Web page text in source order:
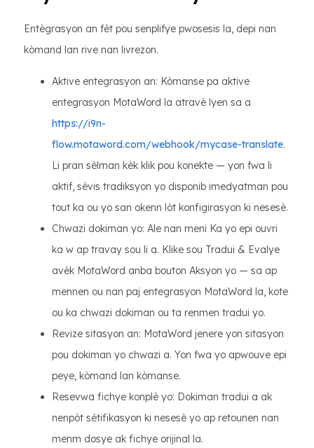
Entègrasyon an fèt pou senplifye pwosesis la, depi nan
kòmand lan rive nan livrezon.
Aktive entegrasyon an: Kòmanse pa aktive
entegrasyon MotaWord la atravè lyen sa a
https://i9n-
flow.motaword.com/webhook/mycase-translate.
Li pran sèlman kèk klik pou konekte — yon fwa li
aktif, sèvis tradiksyon yo disponib imedyatman pou
tout ka ou yo san okenn lòt konfigirasyon ki nesesè.
Chwazi dokiman yo: Ale nan meni Ka yo epi ouvri
ka w ap travay sou li a. Klike sou Tradui & Evalye
avèk MotaWord anba bouton Aksyon yo — sa ap
mennen ou nan paj entegrasyon MotaWord la, kote
ou ka chwazi dokiman ou ta renmen tradui yo.
Revize sitasyon an: MotaWord jenere yon sitasyon
pou dokiman yo chwazi a. Yon fwa yo apwouve epi
peye, kòmand lan kòmanse.
Resevwa fichye konplè yo: Dokiman tradui a ak
nenpòt sètifikasyon ki nesesè yo ap retounen nan
menm dosye ak fichye orijinal la.